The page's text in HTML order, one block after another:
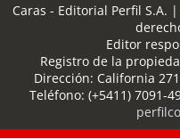
Caras - Editorial Perfil S.A. |
Editor
Registro de la
Dirección: California
Teléfono: (+5411) 7091-